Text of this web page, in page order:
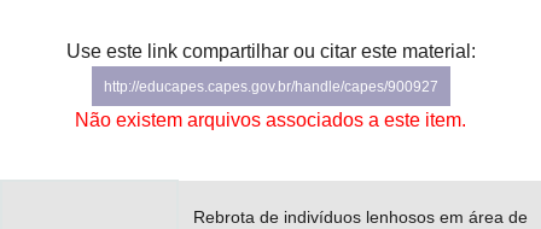
Secretaria de Governo
Gabinete de Segurança Institucional
Use este link compartilhar ou citar este material:
http://educapes.capes.gov.br/handle/capes/900927
Não existem arquivos associados a este item.
Rebrota de indivíduos lenhosos em área de